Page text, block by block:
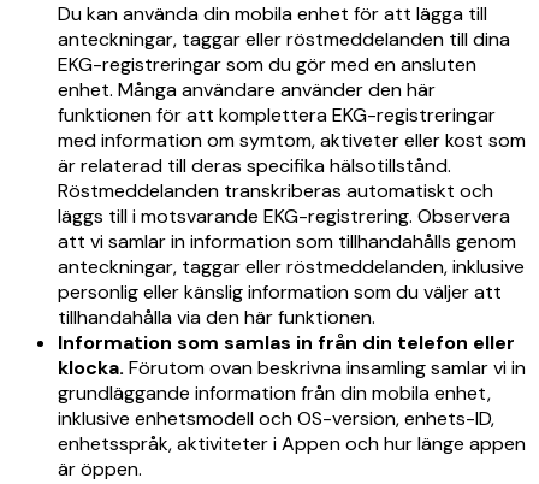
Du kan använda din mobila enhet för att lägga till
anteckningar, taggar eller röstmeddelanden till dina
EKG-registreringar som du gör med en ansluten
enhet. Många användare använder den här
funktionen för att komplettera EKG-registreringar
med information om symtom, aktiveter eller kost som
är relaterad till deras specifika hälsotillstånd.
Röstmeddelanden transkriberas automatiskt och
läggs till i motsvarande EKG-registrering. Observera
att vi samlar in information som tillhandahålls genom
anteckningar, taggar eller röstmeddelanden, inklusive
personlig eller känslig information som du väljer att
tillhandahålla via den här funktionen.
Information som samlas in från din telefon eller
klocka. Förutom ovan beskrivna insamling samlar vi in
grundläggande information från din mobila enhet,
inklusive enhetsmodell och OS-version, enhets-ID,
enhetsspråk, aktiviteter i Appen och hur länge appen
är öppen.